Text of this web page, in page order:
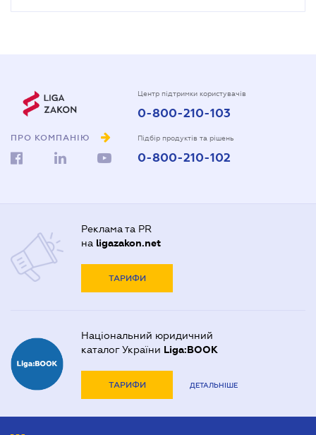
ПРО КОМПАНІЮ
Центр підтримки користувачів
0-800-210-103
Підбір продуктів та рішень
0-800-210-102
Реклама та PR
на ligazakon.net
ТАРИФИ
Національний юридичний
каталог України Liga:BOOK
ТАРИФИ ДЕТАЛЬНІШЕ